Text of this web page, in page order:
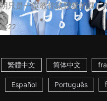
只是一堂教你談戀愛的課，
繁體中文 简体中文
Español Português